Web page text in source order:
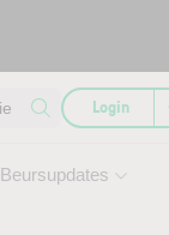
Beursupdates
Login